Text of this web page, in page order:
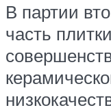
В партии
часть